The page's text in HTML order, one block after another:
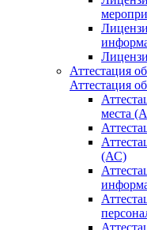
Аттестация
Аттестация
места
(АС)